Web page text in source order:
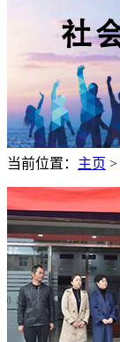
当前位置： 主页 >